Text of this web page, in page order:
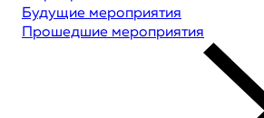
Будущие мероприятия
Прошедшие мероприятия